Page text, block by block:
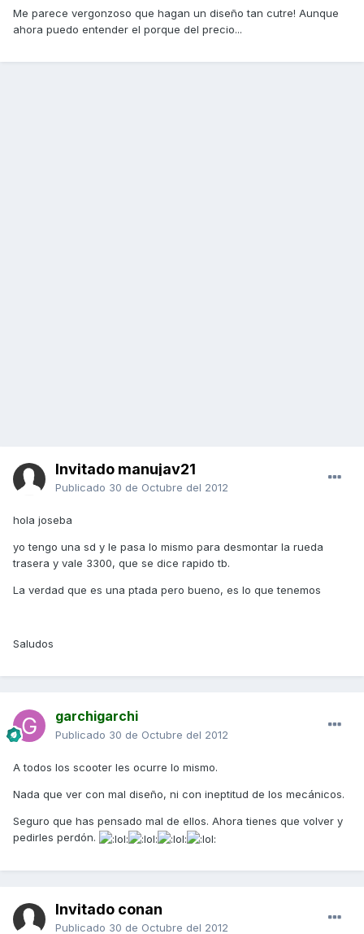
Me parece vergonzoso que hagan un diseño tan cutre! Aunque
ahora puedo entender el porque del precio...
Invitado manujav21
Publicado 30 de Octubre del 2012
hola joseba
yo tengo una sd y le pasa lo mismo para desmontar la rueda
trasera y vale 3300, que se dice rapido tb.
La verdad que es una ptada pero bueno, es lo que tenemos
Saludos
garchigarchi
Publicado 30 de Octubre del 2012
A todos los scooter les ocurre lo mismo.
Nada que ver con mal diseño, ni con ineptitud de los mecánicos.
Seguro que has pensado mal de ellos. Ahora tienes que volver y
pedirles perdón.
Invitado conan
Publicado 30 de Octubre del 2012